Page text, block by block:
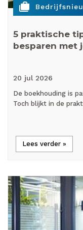
cases
5 praktische
besparen met
20 jul 2026
De boekhouding is
Toch blijkt in de
Lees verder »